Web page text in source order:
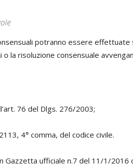
potranno essere effettuate
la risoluzione consensuale
76 del Dlgs. 276/2003;
4° comma, del codice civile.
Gazzetta ufficiale n.7 del 11/1/2016